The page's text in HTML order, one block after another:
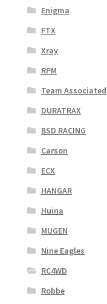
Enigma
FTX
Xray
RPM
Team Associated
DURATRAX
BSD RACING
Carson
ECX
HANGAR
Huina
MUGEN
Nine Eagles
RC4WD
Robbe